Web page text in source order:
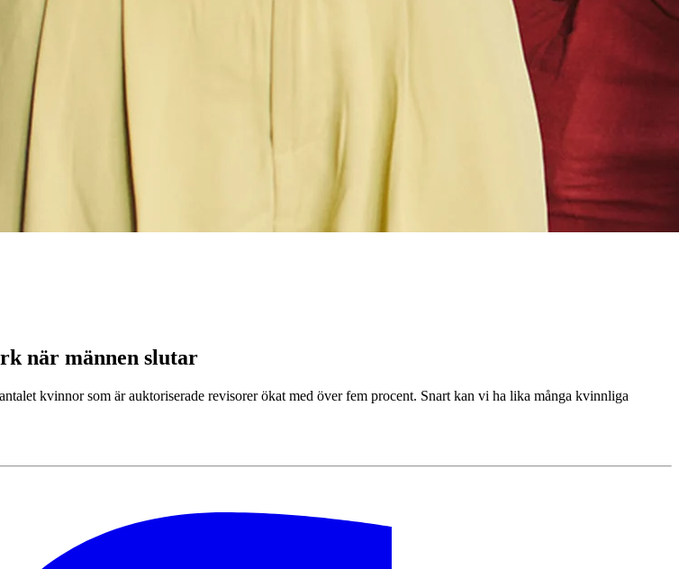
när männen slutar
kvinnor som är auktoriserade revisorer ökat med över fem procent. Snart kan vi ha lika många kvinnliga